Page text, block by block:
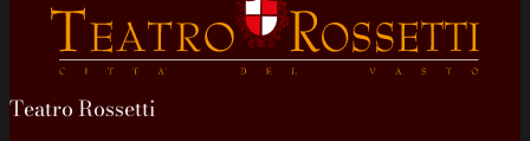
Teatro Rossetti